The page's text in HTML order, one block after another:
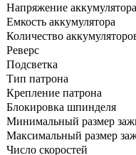
Напряжение аккумулятора
Емкость аккумулятора
Количество
Реверс
Подсветка
Тип патрона
Крепление патрона
Блокировка шпинделя
Минимальный размер
Максимальный размер
Число скоростей